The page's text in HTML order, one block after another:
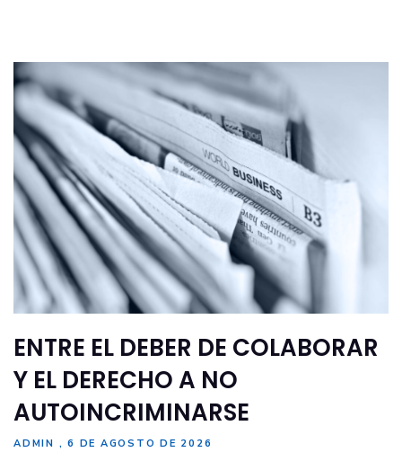
ENTRE EL DEBER DE COLABORAR
Y EL DERECHO A NO
AUTOINCRIMINARSE
ADMIN 6 DE AGOSTO DE 2026